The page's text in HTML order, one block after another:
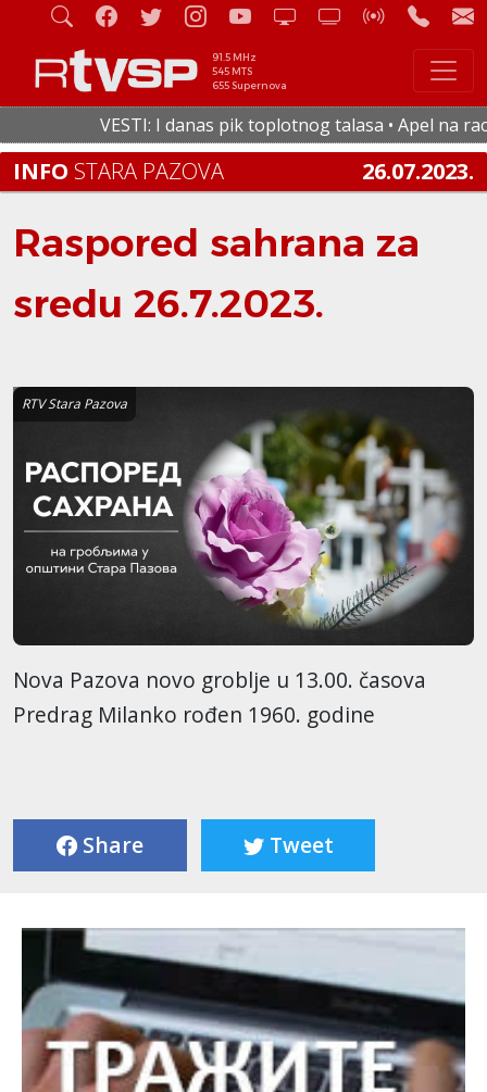
91.5 MHz
545 MTS
655 Supernova
VESTI: I danas pik toplotnog talasa • Apel na
INFO STARA PAZOVA 26.07.2023.
Raspored sahrana za
sredu 26.7.2023.
RTV Stara Pazova
Nova Pazova novo groblje u 13.00. časova
Predrag Milanko rođen 1960. godine
Share Tweet